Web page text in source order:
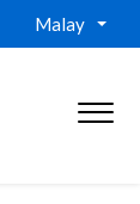
Malay